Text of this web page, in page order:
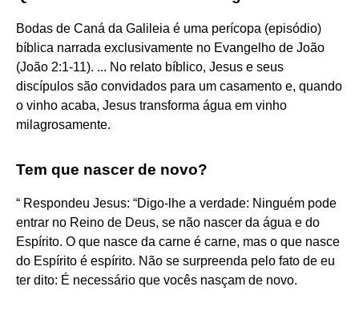
Bodas de Caná da Galileia é uma perícopa (episódio)
bíblica narrada exclusivamente no Evangelho de João
(João 2:1-11). ... No relato bíblico, Jesus e seus
discípulos são convidados para um casamento e, quando
o vinho acaba, Jesus transforma água em vinho
milagrosamente.
Tem que nascer de novo?
“ Respondeu Jesus: “Digo-lhe a verdade: Ninguém pode
entrar no Reino de Deus, se não nascer da água e do
Espírito. O que nasce da carne é carne, mas o que nasce
do Espírito é espírito. Não se surpreenda pelo fato de eu
ter dito: É necessário que vocês nasçam de novo.